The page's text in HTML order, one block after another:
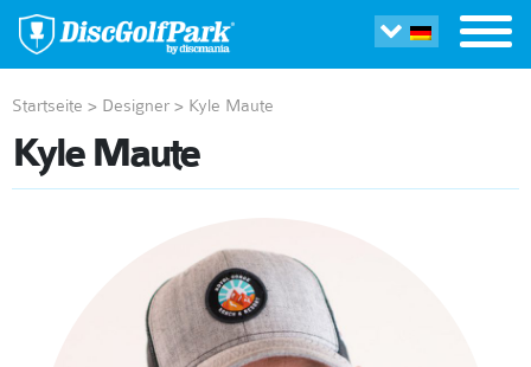
Startseite > Designer > Kyle Maute
Kyle Maute